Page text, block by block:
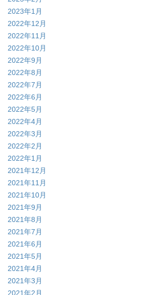
2023年1月
2022年12月
2022年11月
2022年10月
2022年9月
2022年8月
2022年7月
2022年6月
2022年5月
2022年4月
2022年3月
2022年2月
2022年1月
2021年12月
2021年11月
2021年10月
2021年9月
2021年8月
2021年7月
2021年6月
2021年5月
2021年4月
2021年3月
2021年2月